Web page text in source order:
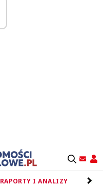
RAPORTY I ANALIZY